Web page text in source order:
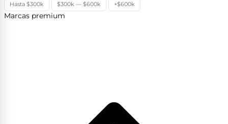
Hasta $300k $300k — $600k +$600k
Marcas premium